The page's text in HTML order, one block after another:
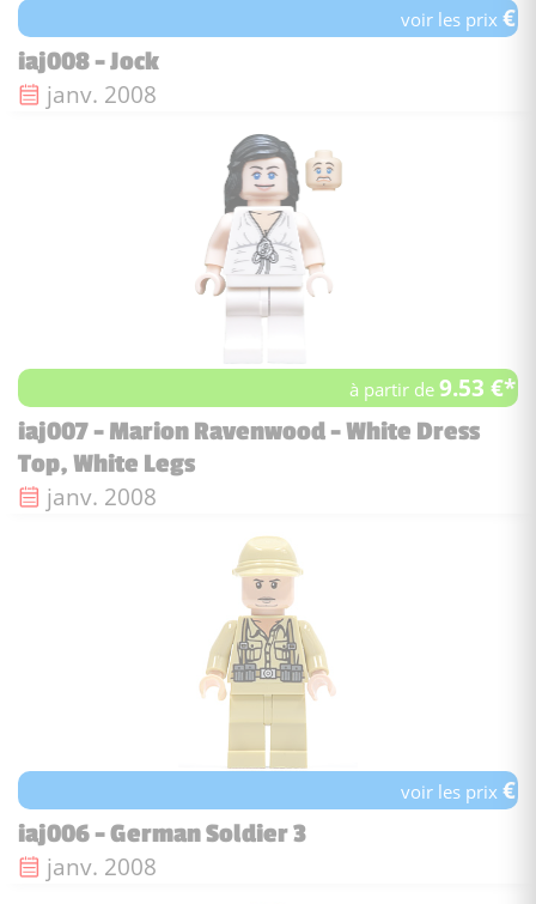
voir les prix€
iaj008 - Jock
Date de sortie :
janv. 2008
à partir de9.53 €*
iaj007 - Marion Ravenwood - White Dress
Top, White Legs
Date de sortie :
janv. 2008
voir les prix€
iaj006 - German Soldier 3
Date de sortie :
janv. 2008